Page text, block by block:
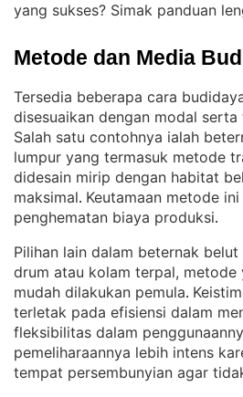
yang sukses? Simak panduan
Metode dan Media
Tersedia beberapa cara
disesuaikan dengan modal
Salah satu contohnya ialah
lumpur yang termasuk metode
didesain mirip dengan habitat
maksimal. Keutamaan metode
penghematan biaya produksi.
Pilihan lain dalam beternak
drum atau kolam terpal, metode
mudah dilakukan pemula.
terletak pada efisiensi dalam
fleksibilitas dalam
pemeliharaannya lebih intens
tempat persembunyian agar